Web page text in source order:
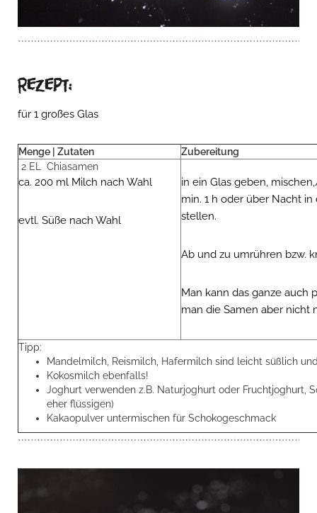
Rezept:
für 1 großes Glas
Menge | Zutaten
Zubereitung
2 EL Chiasamen
ca. 200 ml Milch nach Wahl
evtl. Süße nach Wahl
in ein Glas geben,
min. 1 h oder über Nacht
stellen.
Ab und zu umrühren bzw.
Man kann das ganze auch
man die Samen aber nicht
Tipp:
Mandelmilch, Reismilch, Hafermilch sind leicht süßlich
Kokosmilch ebenfalls!
Joghurt verwenden z.B. Naturjoghurt oder Fruchtjoghurt,
eher flüssigen)
Kakaopulver untermischen für Schokogeschmack